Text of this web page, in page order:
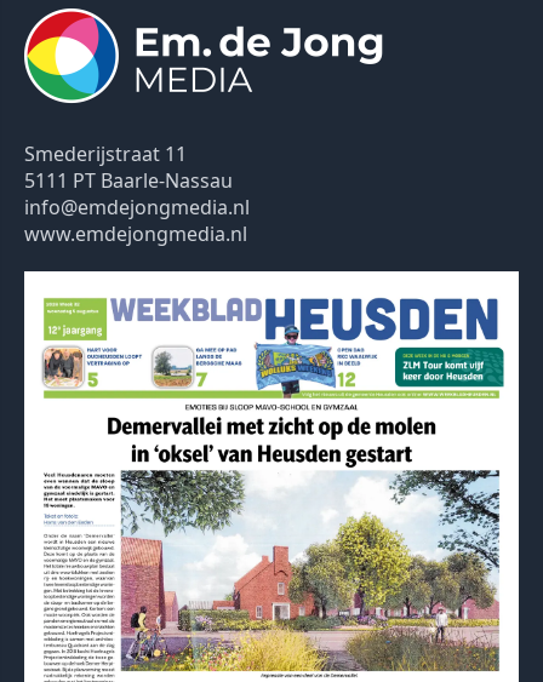
Smederijstraat 11
5111 PT Baarle-Nassau
info@emdejongmedia.nl
www.emdejongmedia.nl